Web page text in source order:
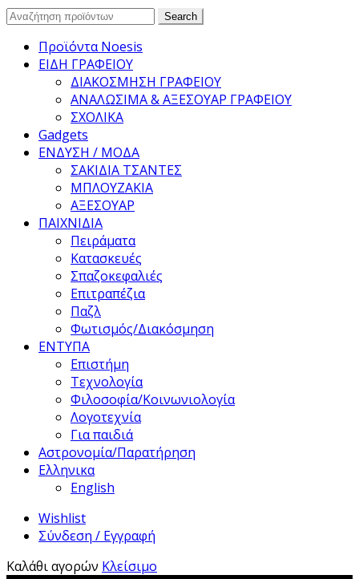
Search
Search
Προϊόντα Noesis
ΕΙΔΗ ΓΡΑΦΕΙΟΥ
ΔΙΑΚΟΣΜΗΣΗ ΓΡΑΦΕΙΟΥ
ΑΝΑΛΩΣΙΜΑ & ΑΞΕΣΟΥΑΡ ΓΡΑΦΕΙΟΥ
ΣΧΟΛΙΚΑ
Gadgets
ΕΝΔΥΣΗ / ΜΟΔΑ
ΣΑΚΙΔΙΑ ΤΣΑΝΤΕΣ
ΜΠΛΟΥΖΑΚΙΑ
ΑΞΕΣΟΥΑΡ
ΠΑΙΧΝΙΔΙΑ
Πειράματα
Κατασκευές
Σπαζοκεφαλιές
Επιτραπέζια
Παζλ
Φωτισμός/Διακόσμηση
ΕΝΤΥΠΑ
Επιστήμη
Τεχνολογία
Φιλοσοφία/Κοινωνιολογία
Λογοτεχνία
Για παιδιά
Αστρονομία/Παρατήρηση
Ελληνικα
English
Wishlist
Σύνδεση / Εγγραφή
Καλάθι αγορών Κλείσιμο